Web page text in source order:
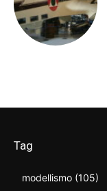
Tag
modellismo (105)